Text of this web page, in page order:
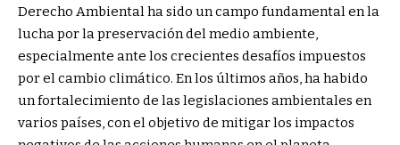
Derecho Ambiental ha sido un campo fundamental en la
lucha por la preservación del medio ambiente,
especialmente ante los crecientes desafíos impuestos
por el cambio climático. En los últimos años, ha habido
un fortalecimiento de las legislaciones ambientales en
varios países, con el objetivo de mitigar los impactos